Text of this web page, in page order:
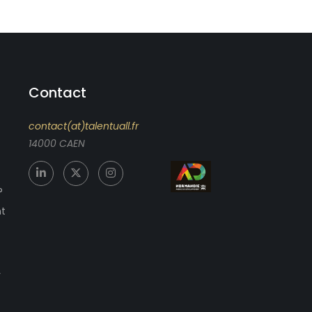
Contact
contact(at)talentuall.fr
14000 CAEN